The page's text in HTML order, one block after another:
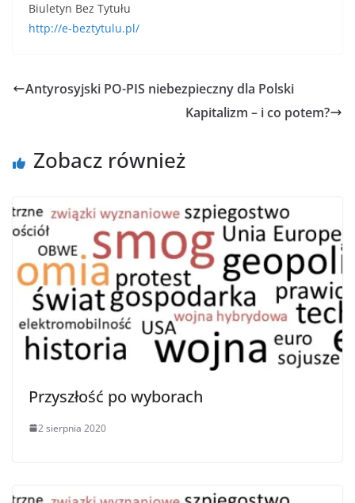
Biuletyn Bez Tytułu
http://e-beztytulu.pl/
Antyrosyjski PO-PIS niebezpieczny dla Polski
Kapitalizm – i co potem?
Zobacz również
Przyszłość po wyborach
2 sierpnia 2020